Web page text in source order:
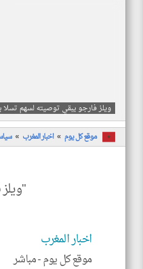
ويلز فارجو يبقي توصيته لسهم تسلا
موقع كل يوم اخبار المغرب
اخبار المغرب
موقع كل يوم -مباشر